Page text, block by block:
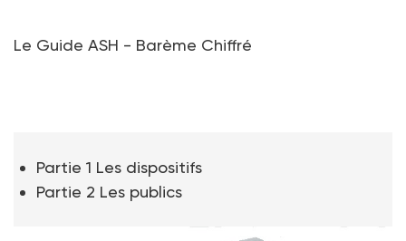
Le Guide ASH - Barème Chiffré
Partie 1 Les dispositifs
Partie 2 Les publics